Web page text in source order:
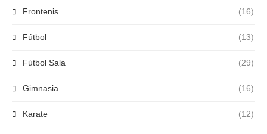
Frontenis (16)
Fútbol (13)
Fútbol Sala (29)
Gimnasia (16)
Karate (12)